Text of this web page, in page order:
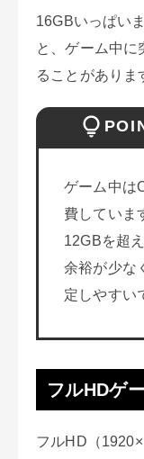
16GBいっぱい
と、ゲーム中に
ることがありま
ゲーム中は
費していま
12GBを超
余裕が少な
定しやすい
フルHDゲ
フルHD（